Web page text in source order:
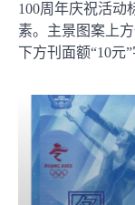
100周年庆祝活动
素。主景图案上方
下方刊面额“10元